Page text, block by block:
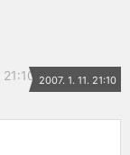
2007. 1. 11. 21:10